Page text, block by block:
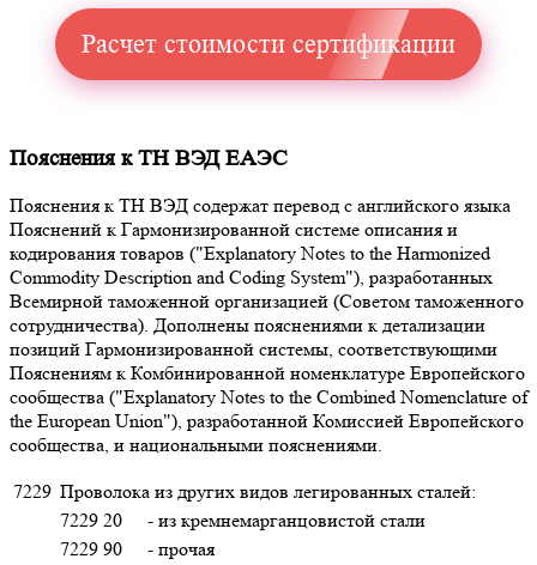
Расчет стоимости сертификации
Пояснения к ТН ВЭД ЕАЭС
Пояснения к ТН ВЭД содержат перевод с английского языка
Пояснений к Гармонизированной системе описания и
кодирования товаров ("Explanatory Notes to the Harmonized
Commodity Description and Coding System"), разработанных
Всемирной таможенной организацией (Советом таможенного
сотрудничества). Дополнены пояснениями к детализации
позиций Гармонизированной системы, соответствующими
Пояснениям к Комбинированной номенклатуре Европейского
сообщества ("Explanatory Notes to the Combined Nomenclature of
the European Union"), разработанной Комиссией Европейского
сообщества, и национальными пояснениями.
7229 Проволока из других видов легированных сталей:
7229 20
- из кремнемарганцовистой стали
7229 90
- прочая